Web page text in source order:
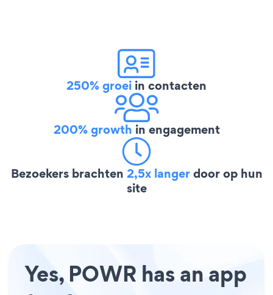
250% groei in contacten
200% growth in engagement
Bezoekers brachten 2,5x langerdoor op hun
site
Yes, POWR has an app